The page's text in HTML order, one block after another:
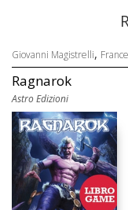
Giovanni Magistrelli,
Ragnarok
Astro Edizioni